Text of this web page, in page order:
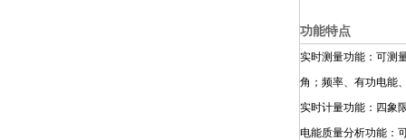
功能特点
实时测量功能：可测
角；频率、有功电能
实时计量功能：四象
电能质量分析功能：